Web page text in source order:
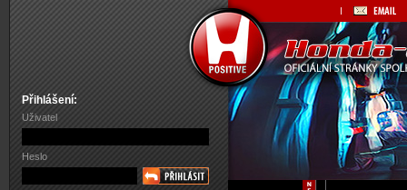
Přihlášení:
Uživatel
Heslo